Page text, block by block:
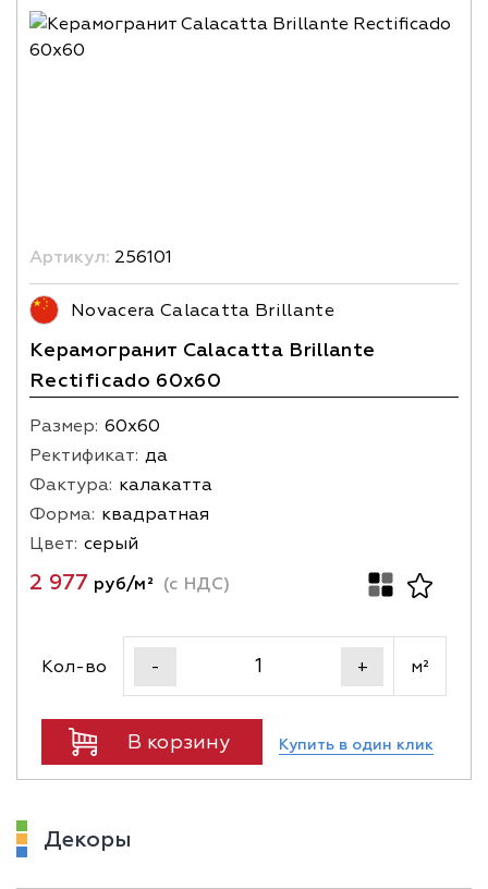
Артикул: 256101
Novacera Calacatta Brillante
Керамогранит Calacatta Brillante
Rectificado 60x60
Размер: 60х60
Ректификат: да
Фактура: калакатта
Форма: квадратная
Цвет: серый
2 977 руб/м² (с НДС)
Кол-во - + м²
В корзину Купить в один клик
Декоры